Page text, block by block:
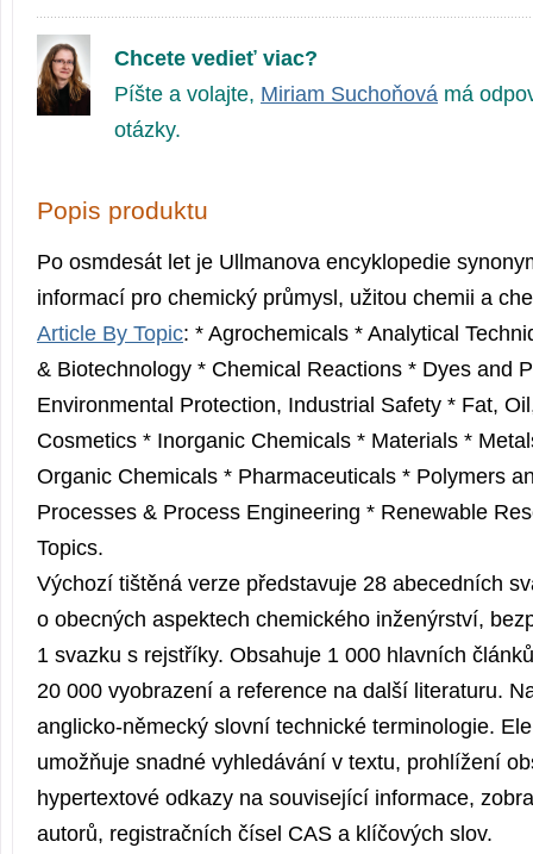
Chcete vedieť viac?
Píšte a volajte, Miriam Suchoňová má
otázky.
Popis produktu
Po osmdesát let je Ullmanova encyklopedie
informací pro chemický průmysl, užitou chemii a
Article By Topic: * Agrochemicals * Analytical
& Biotechnology * Chemical Reactions * Dyes and
Environmental Protection, Industrial Safety * Fat,
Cosmetics * Inorganic Chemicals * Materials *
Organic Chemicals * Pharmaceuticals * Polymers
Processes & Process Engineering * Renewable
Topics.
Výchozí tištěná verze představuje 28 abecedních
o obecných aspektech chemického inženýrství,
1 svazku s rejstříky. Obsahuje 1 000 hlavních
20 000 vyobrazení a reference na další literaturu.
anglicko-německý slovní technické terminologie.
umožňuje snadné vyhledávání v textu, prohlížení
hypertextové odkazy na související informace,
autorů, registračních čísel CAS a klíčových slov.